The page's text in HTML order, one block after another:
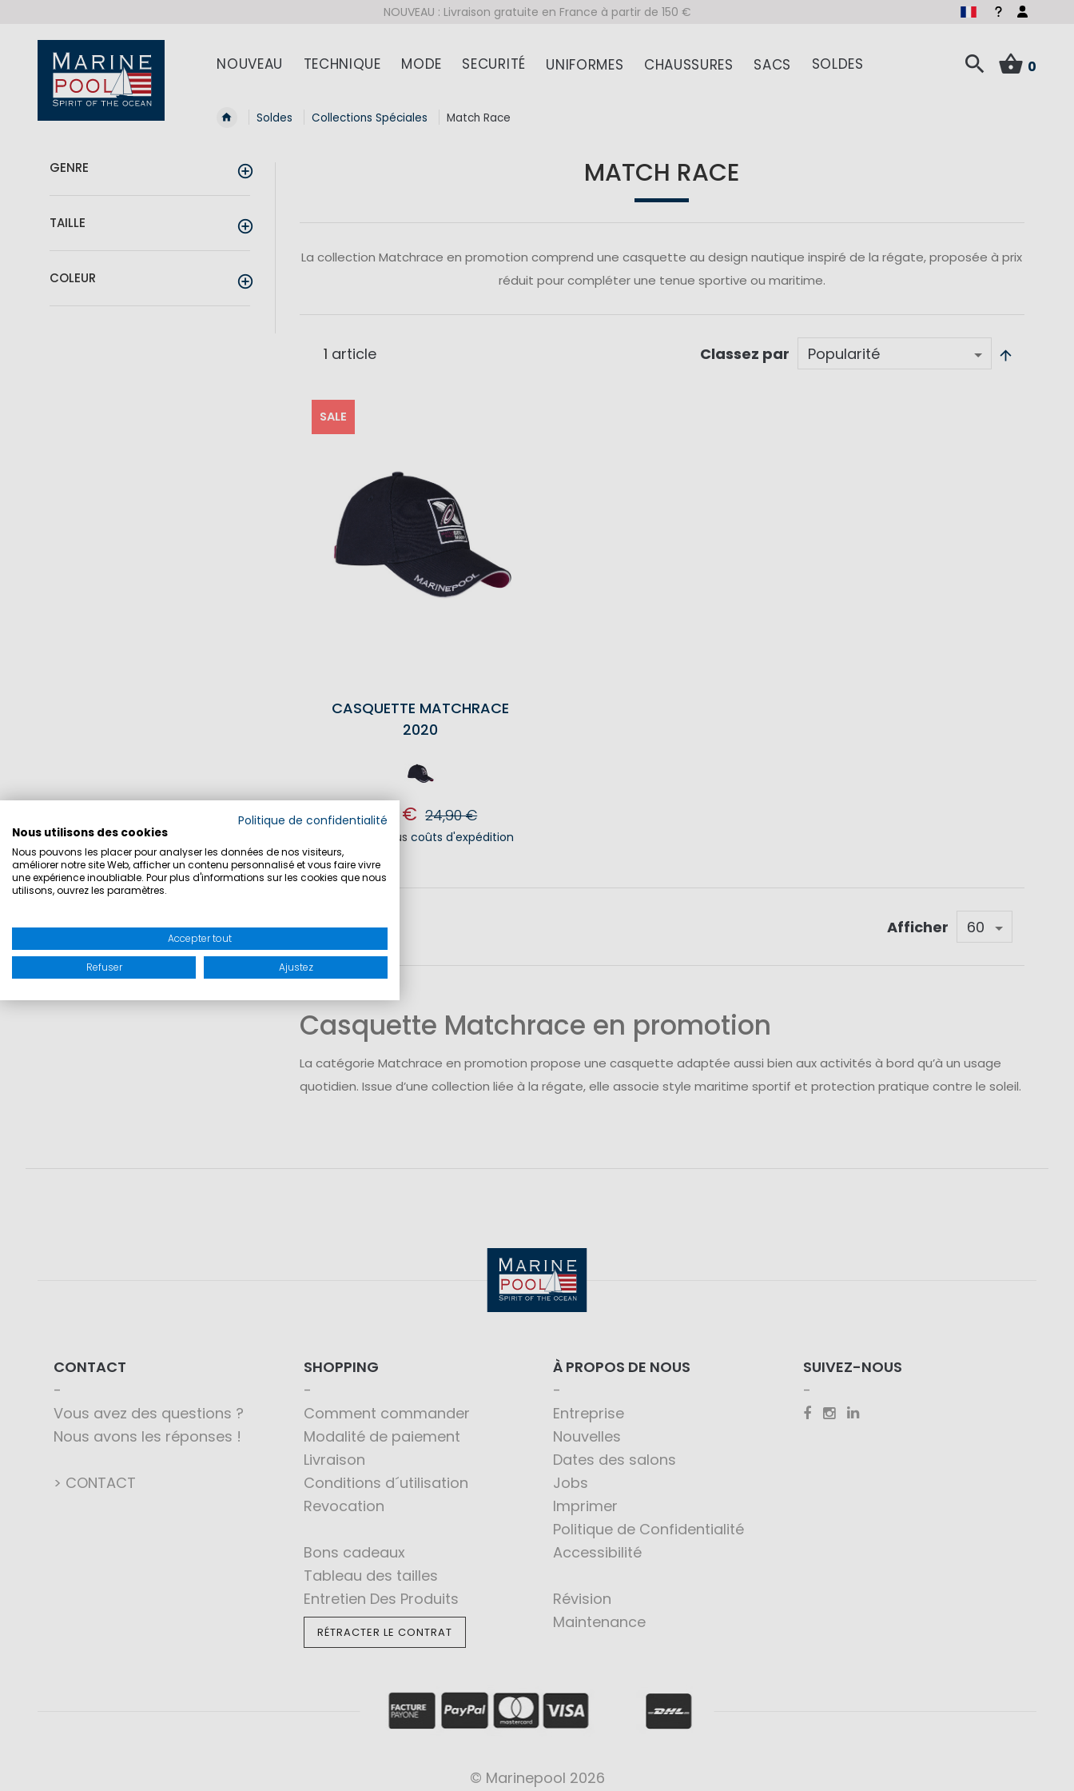
NOUVEAU : Livraison gratuite en France à partir de 150 €
NOUVEAU TECHNIQUE MODE SECURITÉ UNIFORMES CHAUSSURES SACS SOLDES 0
Soldes Collections Spéciales Match Race
MATCH RACE
La collection Matchrace en promotion comprend une casquette au design nautique inspiré de la régate, proposée à prix
réduit pour compléter une tenue sportive ou maritime.
1 article Classez par
SALE
CASQUETTE MATCHRACE
2020
9,90 € 24,90 €
pluscoûts d'expédition
DANS LE PANIER
Afficher
Casquette Matchrace en promotion
La catégorie Matchrace en promotion propose une casquette adaptée aussi bien aux activités à bord qu’à un usage
quotidien. Issue d’une collection liée à la régate, elle associe style maritime sportif et protection pratique contre le soleil.
GENRE
TAILLE
COLEUR
CONTACT
Vous avez des questions ?
Nous avons les réponses !
> CONTACT
SHOPPING
Comment commander
Modalité de paiement
Livraison
Conditions d´utilisation
Revocation
Bons cadeaux
Tableau des tailles
Entretien Des Produits
RÉTRACTER LE CONTRAT
À PROPOS DE NOUS
Entreprise
Nouvelles
Dates des salons
Jobs
Imprimer
Politique de Confidentialité
Accessibilité
Révision
Maintenance
SUIVEZ-NOUS
© Marinepool 2026
Politique de confidentialité
Nous utilisons des cookies
Nous pouvons les placer pour analyser les données de nos visiteurs,
améliorer notre site Web, afficher un contenu personnalisé et vous faire vivre
une expérience inoubliable. Pour plus d'informations sur les cookies que nous
utilisons, ouvrez les paramètres.
Accepter tout
Refuser Ajustez